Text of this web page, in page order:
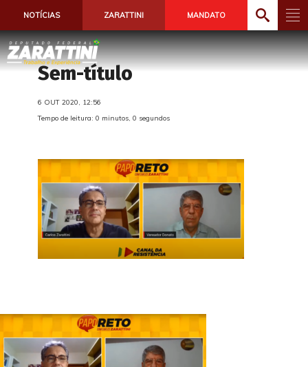
NOTÍCIAS ZARATTINI MANDATO
Sem-título
6 OUT 2020, 12:56
Tempo de leitura: 0 minutos, 0 segundos